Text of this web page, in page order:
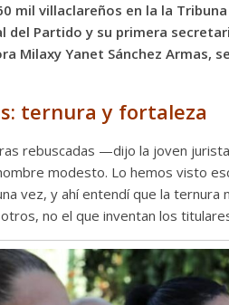
mil villaclareños en la la
del Partido y su primera
Milaxy Yanet Sánchez Armas,
ternura y fortaleza
rebuscadas —dijo la joven
modesto. Lo hemos visto
vez, y ahí entendí que la
no el que inventan los